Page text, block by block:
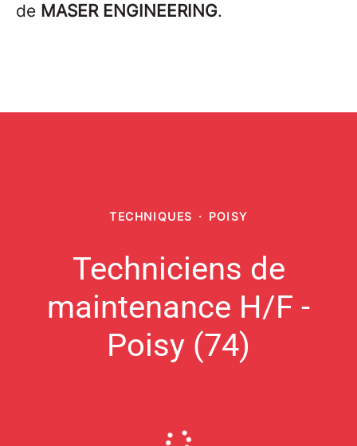
de MASER ENGINEERING.
TECHNIQUES · POISY
Techniciens de
maintenance H/F -
Poisy (74)